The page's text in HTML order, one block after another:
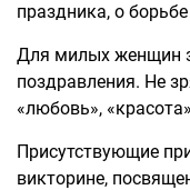
праздника, о
Для милых женщин
поздравления. Не
«любовь»,
Присутствующие
викторине,